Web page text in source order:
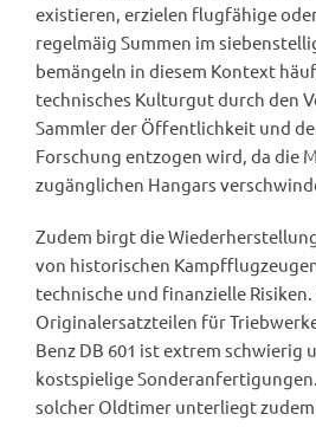
existieren, erzielen flugfähige
regelmäig Summen im
bemängeln in diesem Kontext
technisches Kulturgut durch den
Sammler der Öffentlichkeit und
Forschung entzogen wird, da die
zugänglichen Hangars
Zudem birgt die
von historischen
technische und finanzielle
Originalersatzteilen für
Benz DB 601 ist extrem schwierig
kostspielige
solcher Oldtimer unterliegt